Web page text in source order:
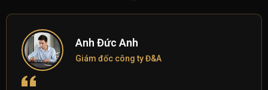
Anh Đức Anh
Giám đốc công ty Đ&A